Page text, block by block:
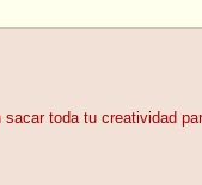
toda tu creatividad